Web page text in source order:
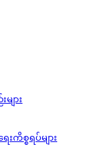
ျား
စ္စရပ်များ